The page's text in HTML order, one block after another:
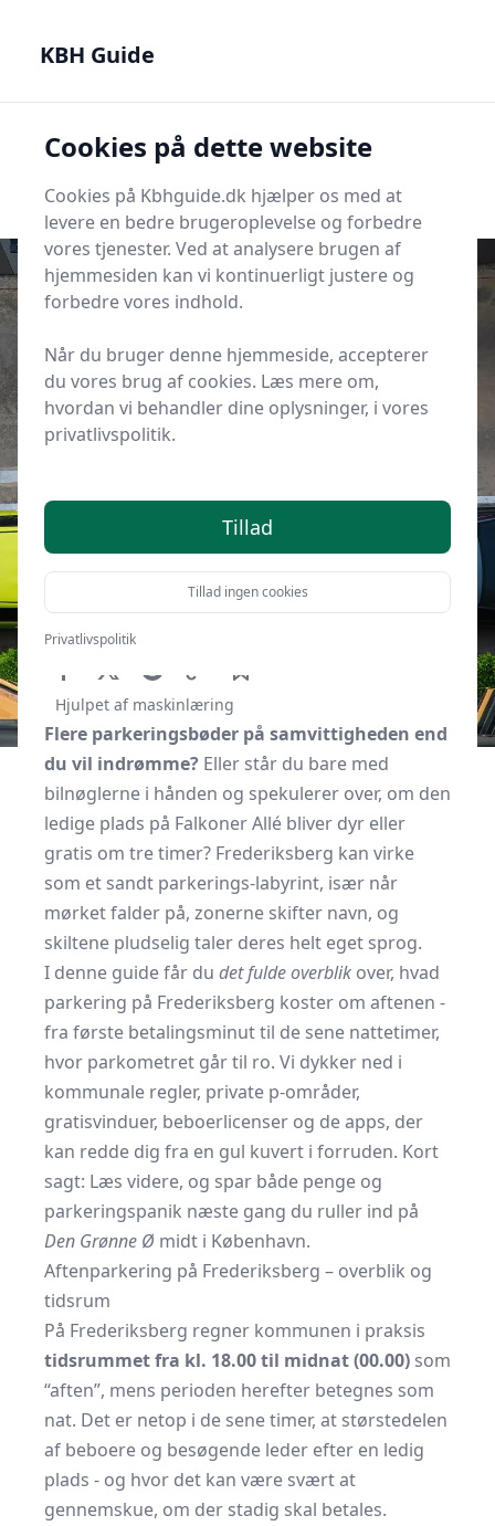
KBH Guide
Start søgning
Hvad koster parkering på
Frederiksberg om aftenen?
Af Kbhguide.dk
Hjulpet af maskinlæring
Flere parkeringsbøder på samvittigheden end
du vil indrømme? Eller står du bare med
bilnøglerne i hånden og spekulerer over, om den
ledige plads på Falkoner Allé bliver dyr eller
gratis om tre timer? Frederiksberg kan virke
som et sandt parkerings-labyrint, især når
mørket falder på, zonerne skifter navn, og
skiltene pludselig taler deres helt eget sprog.
I denne guide får du det fulde overblik over, hvad
parkering på Frederiksberg koster om aftenen -
fra første betalingsminut til de sene nattetimer,
hvor parkometret går til ro. Vi dykker ned i
kommunale regler, private p-områder,
gratisvinduer, beboerlicenser og de apps, der
kan redde dig fra en gul kuvert i forruden. Kort
sagt: Læs videre, og spar både penge og
parkerings­panik næste gang du ruller ind på
Den Grønne Ø midt i København.
Aftenparkering på Frederiksberg – overblik og
tidsrum
På Frederiksberg regner kommunen i praksis
tidsrummet fra kl. 18.00 til midnat (00.00) som
“aften”, mens perioden herefter betegnes som
nat. Det er netop i de sene timer, at størstedelen
af beboere og besøgende leder efter en ledig
plads - og hvor det kan være svært at
gennemskue, om der stadig skal betales.
KBH Guide
Cookies på dette website
Cookies på Kbhguide.dk hjælper os med at
levere en bedre brugeroplevelse og forbedre
vores tjenester. Ved at analysere brugen af
hjemmesiden kan vi kontinuerligt justere og
forbedre vores indhold.
Når du bruger denne hjemmeside, accepterer
du vores brug af cookies. Læs mere om,
hvordan vi behandler dine oplysninger, i vores
privatlivspolitik.
Tillad
Tillad ingen cookies
Privatlivspolitik